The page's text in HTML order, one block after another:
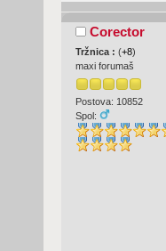
Corector
Tržnica : (+8)
maxi forumaš
Postova: 10852
Spol: